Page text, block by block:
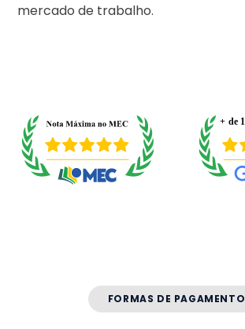
mercado de trabalho.
FORMAS DE PAGAMENTO